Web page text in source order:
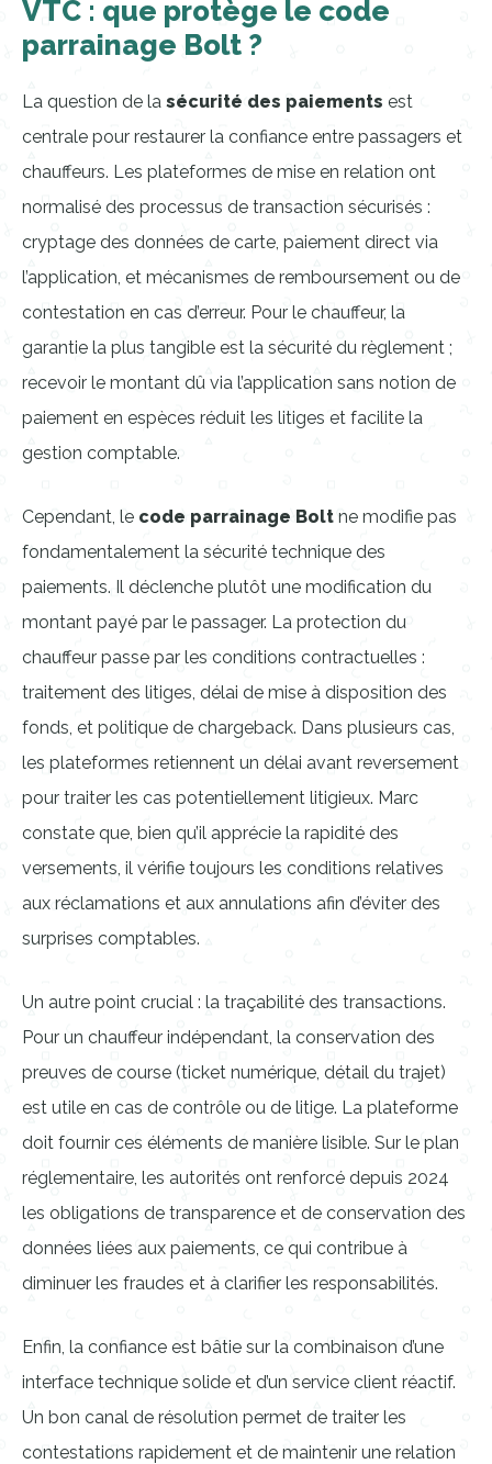
VTC : que protège le code
parrainage Bolt ?
La question de la sécurité des paiements est
centrale pour restaurer la confiance entre passagers et
chauffeurs. Les plateformes de mise en relation ont
normalisé des processus de transaction sécurisés :
cryptage des données de carte, paiement direct via
l’application, et mécanismes de remboursement ou de
contestation en cas d’erreur. Pour le chauffeur, la
garantie la plus tangible est la sécurité du règlement ;
recevoir le montant dû via l’application sans notion de
paiement en espèces réduit les litiges et facilite la
gestion comptable.
Cependant, le code parrainage Bolt ne modifie pas
fondamentalement la sécurité technique des
paiements. Il déclenche plutôt une modification du
montant payé par le passager. La protection du
chauffeur passe par les conditions contractuelles :
traitement des litiges, délai de mise à disposition des
fonds, et politique de chargeback. Dans plusieurs cas,
les plateformes retiennent un délai avant reversement
pour traiter les cas potentiellement litigieux. Marc
constate que, bien qu’il apprécie la rapidité des
versements, il vérifie toujours les conditions relatives
aux réclamations et aux annulations afin d’éviter des
surprises comptables.
Un autre point crucial : la traçabilité des transactions.
Pour un chauffeur indépendant, la conservation des
preuves de course (ticket numérique, détail du trajet)
est utile en cas de contrôle ou de litige. La plateforme
doit fournir ces éléments de manière lisible. Sur le plan
réglementaire, les autorités ont renforcé depuis 2024
les obligations de transparence et de conservation des
données liées aux paiements, ce qui contribue à
diminuer les fraudes et à clarifier les responsabilités.
Enfin, la confiance est bâtie sur la combinaison d’une
interface technique solide et d’un service client réactif.
Un bon canal de résolution permet de traiter les
contestations rapidement et de maintenir une relation